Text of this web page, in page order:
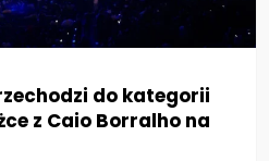
do kategorii
z Caio Borralho na